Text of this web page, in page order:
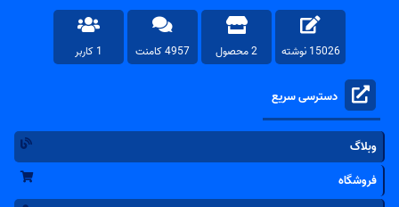
15026 نوشته 2 محصول 4957 کامنت 1 کاربر
دسترسی سریع
وبلاگ
فروشگاه